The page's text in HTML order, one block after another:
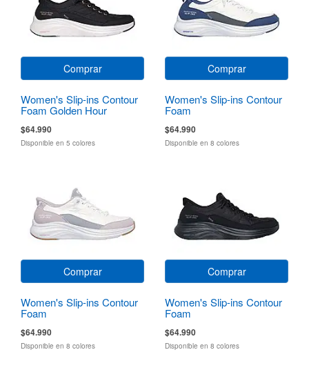
Comprar
Women's Slip-ins Contour
Foam Golden Hour
$64.990
Disponible en 5 colores
Comprar
Women's Slip-ins Contour
Foam
$64.990
Disponible en 8 colores
Comprar
Women's Slip-ins Contour
Foam
$64.990
Disponible en 8 colores
Comprar
Women's Slip-ins Contour
Foam
$64.990
Disponible en 8 colores